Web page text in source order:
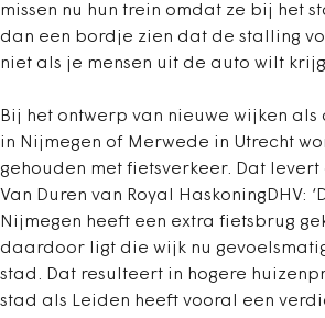
missen nu hun trein omdat ze bij het
dan een bordje zien dat de stalling
niet als je mensen uit de auto wilt
Bij het ontwerp van nieuwe wijken als
in Nijmegen of Merwede in Utrecht
gehouden met fietsverkeer. Dat levert
Van Duren van Royal HaskoningDHV:
Nijmegen heeft een extra fietsbrug
daardoor ligt die wijk nu
stad. Dat resulteert in hogere
stad als Leiden heeft vooral een